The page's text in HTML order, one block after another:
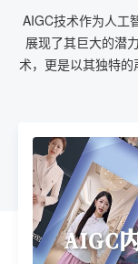
AIGC技术作为人工
展现了其巨大的潜
术，更是以其独特